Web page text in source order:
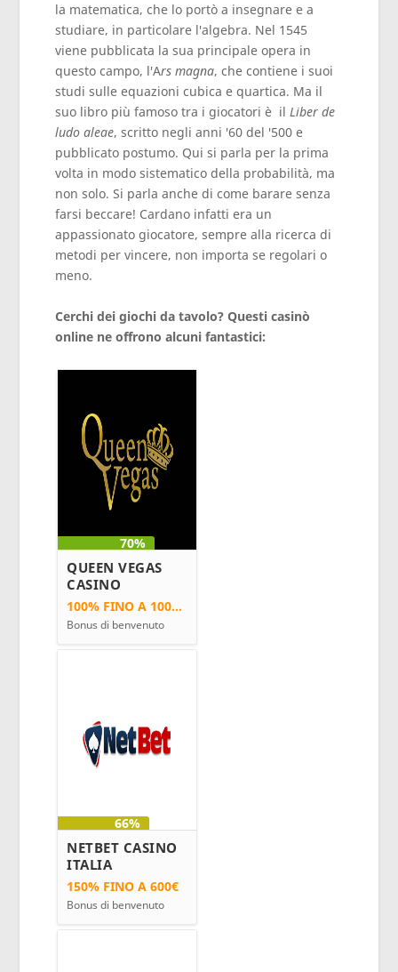
la matematica, che lo portò a insegnare e a
studiare, in particolare l'algebra. Nel 1545
viene pubblicata la sua principale opera in
questo campo, l'Ars magna, che contiene i suoi
studi sulle equazioni cubica e quartica. Ma il
suo libro più famoso tra i giocatori è ilLiber de
ludo aleae, scritto negli anni '60 del '500 e
pubblicato postumo. Qui si parla per la prima
volta in modo sistematico della probabilità, ma
non solo. Si parla anche di come barare senza
farsi beccare! Cardano infatti era un
appassionato giocatore, sempre alla ricerca di
metodi per vincere, non importa se regolari o
meno.
Cerchi dei giochi da tavolo? Questi casinò
online ne offrono alcuni fantastici:
70%
QUEEN VEGAS
CASINO
100% FINO A 1000€
Bonus di benvenuto
66%
NETBET CASINO
ITALIA
150% FINO A 600€
Bonus di benvenuto